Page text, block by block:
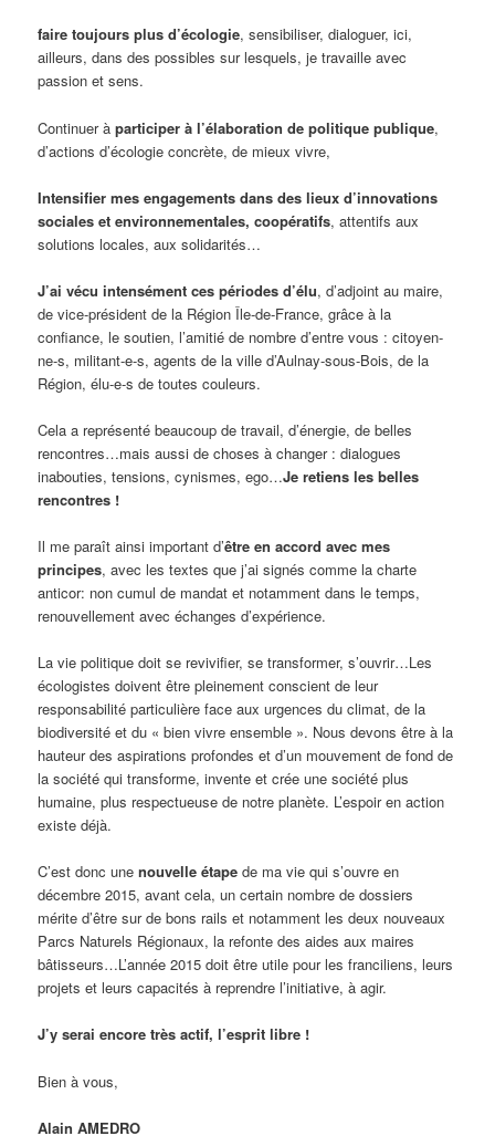
faire toujours plus d’écologie, sensibiliser, dialoguer, ici,
ailleurs, dans des possibles sur lesquels, je travaille avec
passion et sens.
Continuer àparticiper à l’élaboration de politique publique,
d’actions d’écologie concrète, de mieux vivre,
Intensifier mes engagements dans des lieux d’innovations
sociales et environnementales, coopératifs, attentifs aux
solutions locales, aux solidarités…
J’ai vécu intensément ces périodes d’élu, d’adjoint au maire,
de vice-président de la Région Île-de-France, grâce à la
confiance, le soutien, l’amitié de nombre d’entre vous : citoyen-
ne-s, militant-e-s, agents de la ville d’Aulnay-sous-Bois, de la
Région, élu-e-s de toutes couleurs.
Cela a représenté beaucoup de travail, d’énergie, de belles
rencontres…mais aussi de choses à changer : dialogues
inabouties, tensions, cynismes, ego…Je retiens les belles
rencontres !
Il me paraît ainsi important d’être en accord avec mes
principes, avec les textes que j’ai signés comme la charte
anticor: non cumul de mandat et notamment dans le temps,
renouvellement avec échanges d’expérience.
La vie politique doit se revivifier, se transformer, s’ouvrir…Les
écologistes doivent être pleinement conscient de leur
responsabilité particulière face aux urgences du climat, de la
biodiversité et du « bien vivre ensemble ». Nous devons être à la
hauteur des aspirations profondes et d’un mouvement de fond de
la société qui transforme, invente et crée une société plus
humaine, plus respectueuse de notre planète. L’espoir en action
existe déjà.
C’est donc unenouvelle étape de ma vie qui s’ouvre en
décembre 2015, avant cela, un certain nombre de dossiers
mérite d’être sur de bons rails et notamment les deux nouveaux
Parcs Naturels Régionaux, la refonte des aides aux maires
bâtisseurs…L’année 2015 doit être utile pour les franciliens, leurs
projets et leurs capacités à reprendre l’initiative, à agir.
J’y serai encore très actif, l’esprit libre !
Bien à vous,
Alain AMEDRO